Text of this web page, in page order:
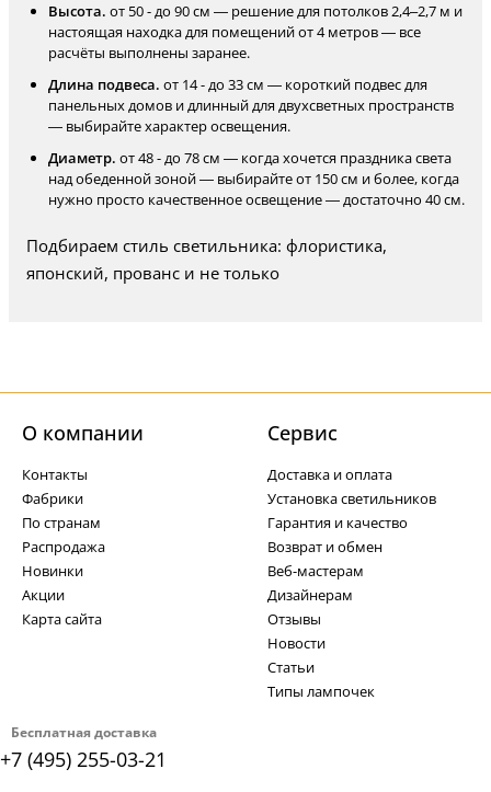
Высота. от 50 - до 90 см — решение для потолков 2,4–2,7 м и
настоящая находка для помещений от 4 метров — все
расчёты выполнены заранее.
Длина подвеса. от 14 - до 33 см — короткий подвес для
панельных домов и длинный для двухсветных пространств
— выбирайте характер освещения.
Диаметр. от 48 - до 78 см — когда хочется праздника света
над обеденной зоной — выбирайте от 150 см и более, когда
нужно просто качественное освещение — достаточно 40 см.
Подбираем стиль светильника: флористика,
японский, прованс и не только
Бесплатная доставка
+7 (495) 255-03-21
О компании
Контакты
Фабрики
По странам
Распродажа
Новинки
Акции
Карта сайта
Cервис
Доставка и оплата
Установка светильников
Гарантия и качество
Возврат и обмен
Веб-мастерам
Дизайнерам
Отзывы
Новости
Статьи
Типы лампочек